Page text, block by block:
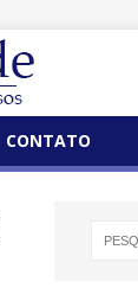
CONTATO